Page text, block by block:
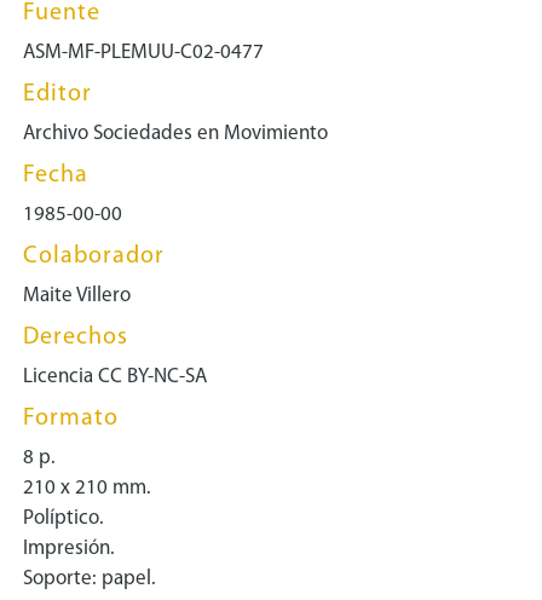
Fuente
ASM-MF-PLEMUU-C02-0477
Editor
Archivo Sociedades en Movimiento
Fecha
1985-00-00
Colaborador
Maite Villero
Derechos
Licencia CC BY-NC-SA
Formato
8 p.
210 x 210 mm.
Políptico.
Impresión.
Soporte: papel.